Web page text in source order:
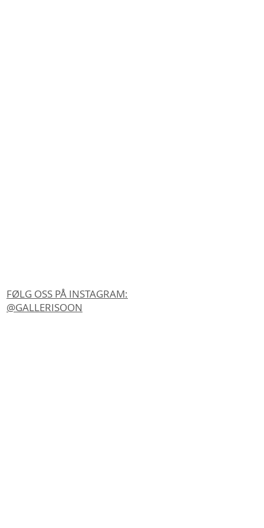
FØLG OSS PÅ INSTAGRAM:
@GALLERISOON